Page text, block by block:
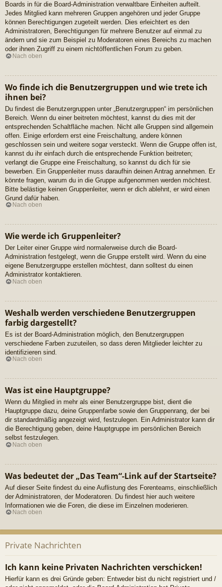
Boards in für die Board-Administration verwaltbare Einheiten aufteilt.
Jedes Mitglied kann mehreren Gruppen angehören und jeder Gruppe
können Berechtigungen zugeteilt werden. Dies erleichtert es den
Administratoren, Berechtigungen für mehrere Benutzer auf einmal zu
ändern und sie zum Beispiel zu Moderatoren eines Bereichs zu machen
oder ihnen Zugriff zu einem nichtöffentlichen Forum zu geben.
Nach oben
Wo finde ich die Benutzergruppen und wie trete ich
ihnen bei?
Du findest die Benutzergruppen unter „Benutzergruppen“ im persönlichen
Bereich. Wenn du einer beitreten möchtest, kannst du dies mit der
entsprechenden Schaltfläche machen. Nicht alle Gruppen sind allgemein
offen. Einige erfordern erst eine Freischaltung, andere können
geschlossen sein und weitere sogar versteckt. Wenn die Gruppe offen ist,
kannst du ihr einfach durch die entsprechende Funktion beitreten;
verlangt die Gruppe eine Freischaltung, so kannst du dich für sie
bewerben. Ein Gruppenleiter muss daraufhin deinen Antrag annehmen. Er
könnte fragen, warum du in die Gruppe aufgenommen werden möchtest.
Bitte belästige keinen Gruppenleiter, wenn er dich ablehnt, er wird einen
Grund dafür haben.
Nach oben
Wie werde ich Gruppenleiter?
Der Leiter einer Gruppe wird normalerweise durch die Board-
Administration festgelegt, wenn die Gruppe erstellt wird. Wenn du eine
eigene Benutzergruppe erstellen möchtest, dann solltest du einen
Administrator kontaktieren.
Nach oben
Weshalb werden verschiedene Benutzergruppen
farbig dargestellt?
Es ist der Board-Administration möglich, den Benutzergruppen
verschiedene Farben zuzuteilen, so dass deren Mitglieder leichter zu
identifizieren sind.
Nach oben
Was ist eine Hauptgruppe?
Wenn du Mitglied in mehr als einer Benutzergruppe bist, dient die
Hauptgruppe dazu, deine Gruppenfarbe sowie den Gruppenrang, der bei
dir standardmäßig angezeigt wird, festzulegen. Ein Administrator kann dir
die Berechtigung geben, deine Hauptgruppe im persönlichen Bereich
selbst festzulegen.
Nach oben
Was bedeutet der „Das Team“-Link auf der Startseite?
Auf dieser Seite findest du eine Auflistung des Forenteams, einschließlich
der Administratoren, der Moderatoren. Du findest hier auch weitere
Informationen wie die Foren, die diese im Einzelnen moderieren.
Nach oben
Private Nachrichten
Ich kann keine Privaten Nachrichten verschicken!
Hierfür kann es drei Gründe geben: Entweder bist du nicht registriert und /